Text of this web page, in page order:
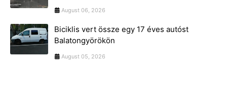
August 06, 2026
Biciklis vert össze egy 17 éves autóst
Balatongyörökön
August 05, 2026